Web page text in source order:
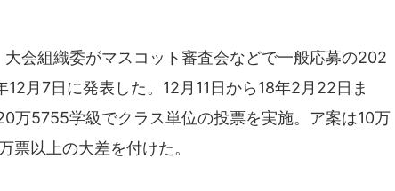
会組織委がマスコット審査会などで一般応募の202
月7日に発表した。12月11日から18年2月22日ま
万5755学級でクラス単位の投票を実施。ア案は10万
票以上の大差を付けた。